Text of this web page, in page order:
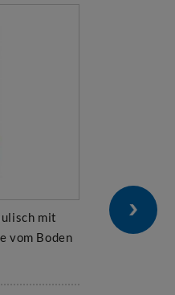
mit
vom Boden